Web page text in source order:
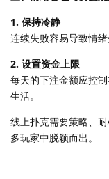
1. 保持冷静
连续失败容易导致情
2. 设置资金上限
每天的下注金额应控
生活。
线上扑克需要策略、
多玩家中脱颖而出。